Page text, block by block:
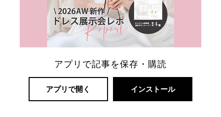
アプリで記事を保存・購読
アプリで開く インストール